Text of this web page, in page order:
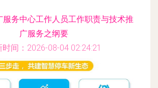
服务中心工作人员工作职责与技术推
广服务之纲要
时间：2026-08-04 02:24:21